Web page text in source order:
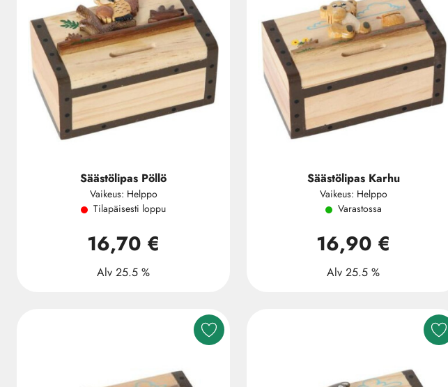
Säästölipas Pöllö
Vaikeus: Helppo
Tilapäisesti loppu
16,70 €
Alv 25.5 %
Säästölipas Karhu
Vaikeus: Helppo
Varastossa
16,90 €
Alv 25.5 %